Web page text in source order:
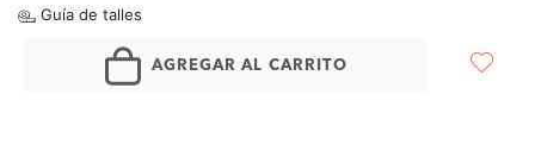
Guía de talles
AGREGAR AL CARRITO